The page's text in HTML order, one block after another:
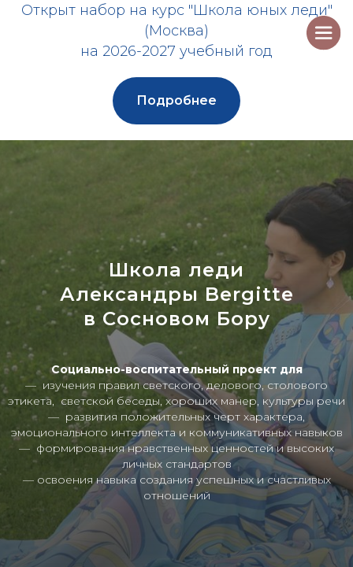
Открыт набор на курс "Школа юных леди"
(Москва)
на 2026-2027 учебный год
Подробнее
Школа леди
Александры Bergitte
в Сосновом Бору
Социально-воспитательный проект для
— изучения правил светского, делового, столового
этикета, светской беседы, хороших манер, культуры речи
— развития положительных черт характера,
эмоционального интеллекта и коммуникативных навыков
— формирования нравственных ценностей и высоких
личных стандартов
— освоения навыка создания успешных и счастливых
отношений